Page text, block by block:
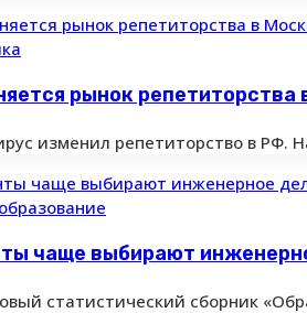
рынок репетиторства
изменил репетиторство в РФ.
чаще выбирают
статистический сборник